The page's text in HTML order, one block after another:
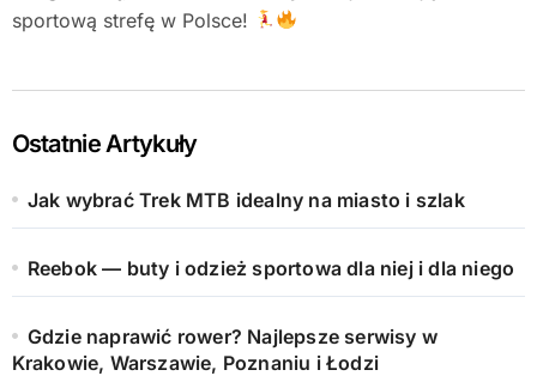
sportową strefę w Polsce!
Ostatnie Artykuły
Jak wybrać Trek MTB idealny na miasto i szlak
Reebok — buty i odzież sportowa dla niej i dla niego
Gdzie naprawić rower? Najlepsze serwisy w
Krakowie, Warszawie, Poznaniu i Łodzi